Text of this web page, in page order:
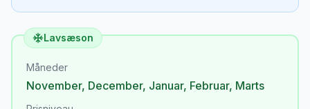
Lavsæson
Måneder
November, December, Januar, Februar, Marts